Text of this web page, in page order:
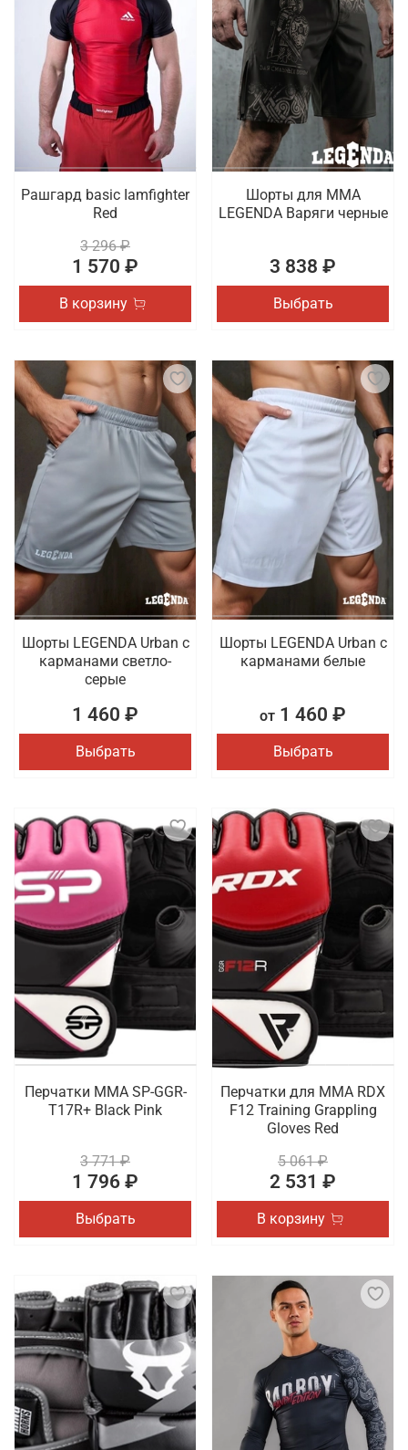
Рашгард basic Iamfighter
Red
3 296 ₽
1 570 ₽
В корзину
Шорты для MMA
LEGENDA Варяги черные
3 838 ₽
Выбрать
Шорты LEGENDA Urban c
карманами светло-
серые
1 460 ₽
Выбрать
Шорты LEGENDA Urban c
карманами белые
от 1 460 ₽
Выбрать
Перчатки MMA SP-GGR-
T17R+ Black Pink
3 771 ₽
1 796 ₽
Выбрать
Перчатки для MMA RDX
F12 Training Grappling
Gloves Red
5 061 ₽
2 531 ₽
В корзину